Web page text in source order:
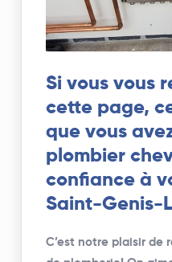
Si vous vous
cette page,
que vous
plombier
confiance à
Saint-Genis-
C’est notre plaisir de